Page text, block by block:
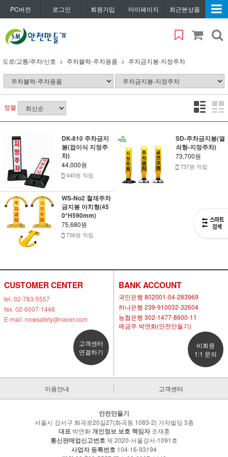
PC버전 로그인 회원가입 마이페이지 최근본상품
도로/교통/주차/신호 주차블럭-주차용품 주차금지봉-지정주차
정렬
DK-810 주차금지
봉(접이식 지정주
차)
44,000원
440원 적립
SD-주차금지봉(열
쇠형-지정주차)
73,700원
737원 적립
WS-No2 철재주차
금지봉 아치형(45
0*H590mm)
75,680원
756원 적립
CUSTOMER CENTER
tel. 02-783-5557
fax. 02-6007-1448
E-mail. nowsafety@naver.com
고객센터
연결하기
BANK ACCOUNT
국민은행 802001-04-283969
하나은행 239-910032-32604
농협은행 302-1477-8600-11
예금주 박연화(안전만들기)
비회원
1:1 문의
이용안내 고객센터
안전만들기
서울시 강서구 화곡로20길27(화곡동 1083-2) 가자빌딩 3층
대표 박연화개인정보 보호 책임자조재훈
통신판매업신고번호제 2020-서울강서-1091호
사업자 등록번호 104-16-93194